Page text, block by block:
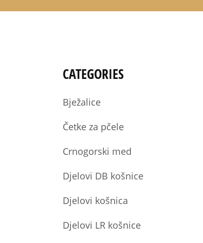
CATEGORIES
Bježalice
Četke za pčele
Crnogorski med
Djelovi DB košnice
Djelovi košnica
Djelovi LR košnice